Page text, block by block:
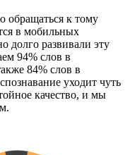
обращаться к тому
в мобильных
долго развивали эту
94% слов в
84% слов в
уходит чуть
качество, и мы